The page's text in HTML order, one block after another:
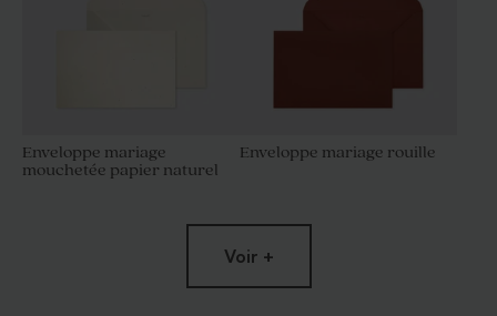
Enveloppe mariage
mouchetée papier naturel
Enveloppe mariage rouille
Voir +